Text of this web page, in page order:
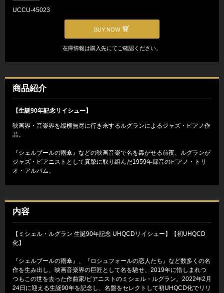
UCCU-45023
BUY NOW
在庫情報は購入先にてご確認ください。
商品紹介
【生誕90年記念リイシュー】
映画界・音楽界を縦横無尽に行き来するルグランによるジャズ・ピアノ作
品。
『シェルブールの雨傘』などの映画音楽で名を轟かせる前夜、ルグランが
ジャズ・ピアニストとして真摯に取り組んだ1959年録音のピアノ・トリ
オ・アルバム。
内容
【ミシェル・ルグラン 生誕90年記念 UHQCDリイシュー】【初UHQCD
化】
『シェルブールの雨傘』、『ロシュフォールの恋人たち』など数多くの名
作を生み出し、映画音楽界の巨匠として名を馳せ、2019年に惜しまれつ
つもこの世を去った作曲家/ピアニストのミシェル・ルグラン。2022年2月
24日に迎える生誕90年を記念し、名盤をセレクトして初UHQCD化でリリ